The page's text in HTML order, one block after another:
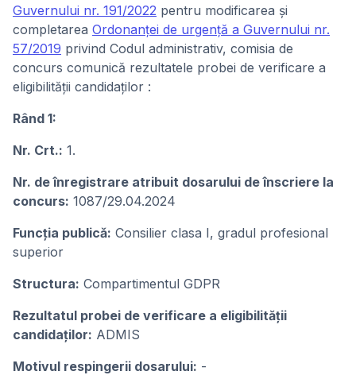
Guvernului nr. 191/2022 pentru modificarea şi
completarea Ordonanţei de urgenţă a Guvernului nr.
57/2019 privind Codul administrativ, comisia de
concurs comunică rezultatele probei de verificare a
eligibilității candidaților :
Rând 1:
Nr. Crt.: 1.
Nr. de înregistrare atribuit dosarului de înscriere la
concurs: 1087/29.04.2024
Funcţia publicǎ: Consilier clasa I, gradul profesional
superior
Structura: Compartimentul GDPR
Rezultatul probei de verificare a eligibilității
candidaților: ADMIS
Motivul respingerii dosarului: -